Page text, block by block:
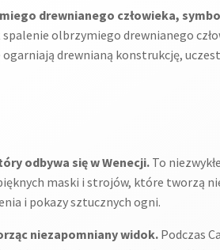
drewnianego człowieka,
olbrzymiego drewnianego
drewnianą konstrukcję,
odbywa się w Wenecji. To
maski i strojów, które tworzą
i pokazy sztucznych ogni.
niezapomniany widok. Podczas